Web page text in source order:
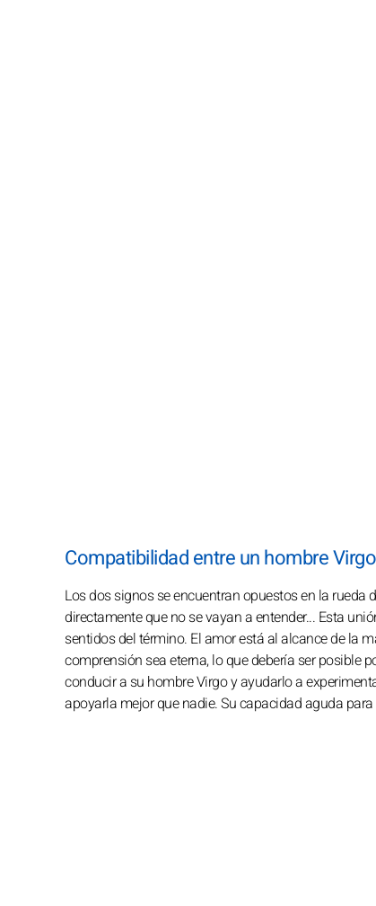
Compatibilidad entre un hombre
Los dos signos se encuentran opuestos en la
directamente que no se vayan a entender... Esta
sentidos del término. El amor está al alcance de la
comprensión sea eterna, lo que debería ser posible
conducir a su hombre Virgo y ayudarlo a
apoyarla mejor que nadie. Su capacidad aguda